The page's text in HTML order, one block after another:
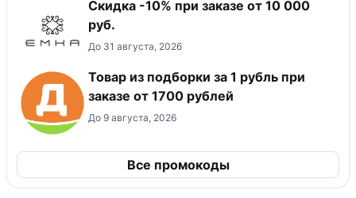
Скидка -10% при заказе от 10 000
руб.
До 31 августа, 2026
Товар из подборки за 1 рубль при
заказе от 1700 рублей
До 9 августа, 2026
Все промокоды